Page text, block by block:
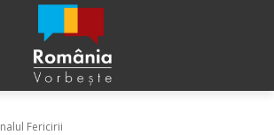
Fericirii